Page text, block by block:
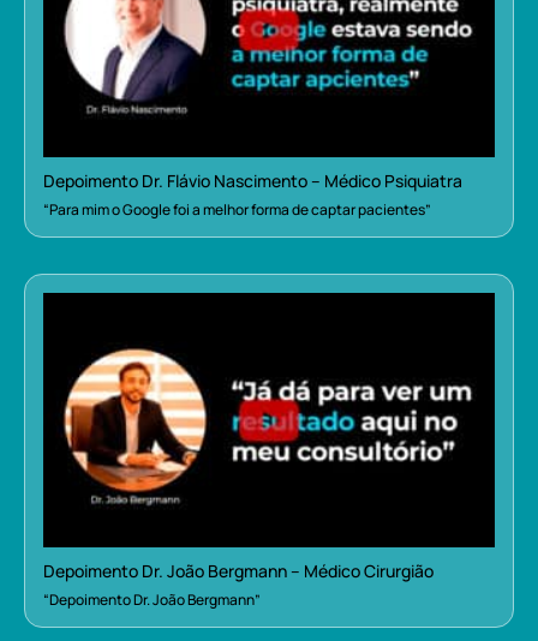
Depoimento Dr. Flávio Nascimento – Médico Psiquiatra
“Para mim o Google foi a melhor forma de captar pacientes”
Depoimento Dr. João Bergmann – Médico Cirurgião
“Depoimento Dr. João Bergmann”